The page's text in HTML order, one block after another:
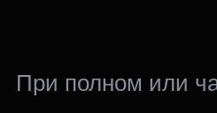
При полном или